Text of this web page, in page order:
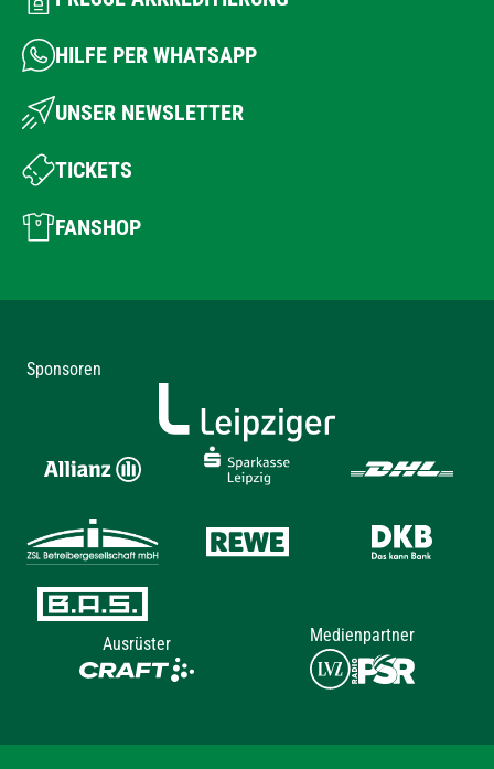
HILFE PER WHATSAPP
UNSER NEWSLETTER
TICKETS
FANSHOP
Sponsoren
Ausrüster Medienpartner